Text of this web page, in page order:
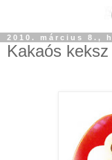
2010. március 8.,
Kakaós keksz